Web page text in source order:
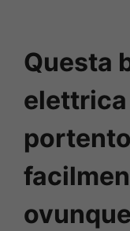
Questa
elettrica
ovunque